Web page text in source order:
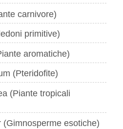
carnivore)
primitive)
aromatiche)
(Pteridofite)
(Piante tropicali
esotiche)